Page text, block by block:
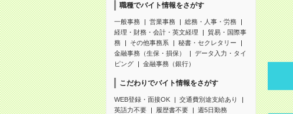
職種でバイト情報をさがす
一般事務 営業事務
総務・人事・労務
経理・財務・会計・英文経理
貿易・国際事
務
その他事務系
秘書・セクレタリー
金融事務（生保・損保）
データ入力・タイ
ピング
金融事務（銀行）
こだわりでバイト情報をさがす
WEB登録・面接OK
交通費別途支給あり
英語力不要
履歴書不要 週5日勤務